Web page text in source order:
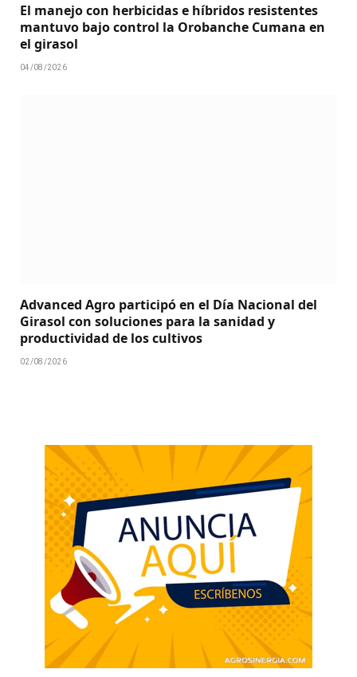
El manejo con herbicidas e híbridos resistentes
mantuvo bajo control la Orobanche Cumana en
el girasol
04/08/2026
Advanced Agro participó en el Día Nacional del
Girasol con soluciones para la sanidad y
productividad de los cultivos
02/08/2026